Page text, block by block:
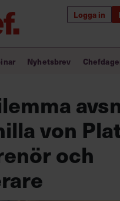
Logga in
förändrar
för ledare
utbildningar
Nyhetsbrev
von
och